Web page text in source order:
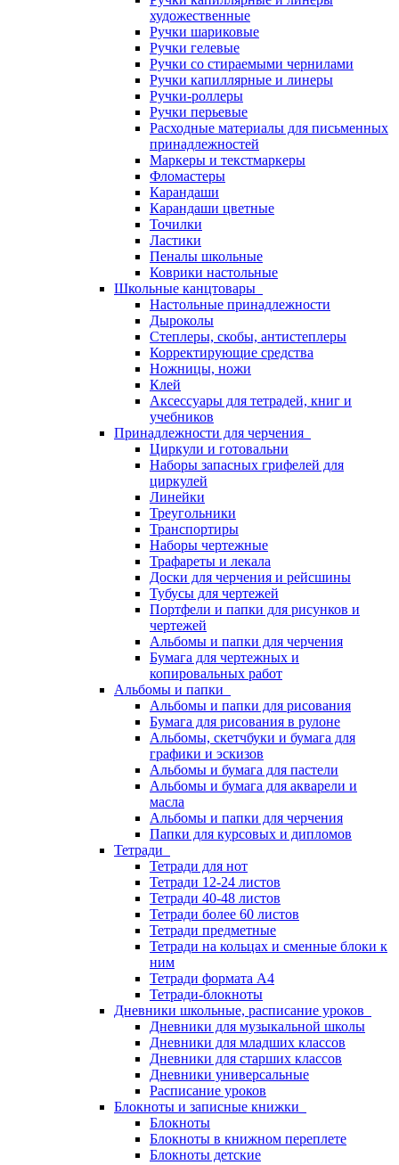
художественные
Ручки шариковые
Ручки гелевые
Ручки со стираемыми чернилами
Ручки капиллярные и линеры
Ручки-роллеры
Ручки перьевые
Расходные материалы для письменных
принадлежностей
Маркеры и текстмаркеры
Фломастеры
Карандаши
Карандаши цветные
Точилки
Ластики
Пеналы школьные
Коврики настольные
Школьные канцтовары
Настольные принадлежности
Дыроколы
Степлеры, скобы, антистеплеры
Корректирующие средства
Ножницы, ножи
Клей
Аксессуары для тетрадей, книг и
учебников
Принадлежности для черчения
Циркули и готовальни
Наборы запасных грифелей для
циркулей
Линейки
Треугольники
Транспортиры
Наборы чертежные
Трафареты и лекала
Доски для черчения и рейсшины
Тубусы для чертежей
Портфели и папки для рисунков и
чертежей
Альбомы и папки для черчения
Бумага для чертежных и
копировальных работ
Альбомы и папки
Альбомы и папки для рисования
Бумага для рисования в рулоне
Альбомы, скетчбуки и бумага для
графики и эскизов
Альбомы и бумага для пастели
Альбомы и бумага для акварели и
масла
Альбомы и папки для черчения
Папки для курсовых и дипломов
Тетради
Тетради для нот
Тетради 12-24 листов
Тетради 40-48 листов
Тетради более 60 листов
Тетради предметные
Тетради на кольцах и сменные блоки к
ним
Тетради формата А4
Тетради-блокноты
Дневники школьные, расписание уроков
Дневники для музыкальной школы
Дневники для младших классов
Дневники для старших классов
Дневники универсальные
Расписание уроков
Блокноты и записные книжки
Блокноты
Блокноты в книжном переплете
Блокноты детские